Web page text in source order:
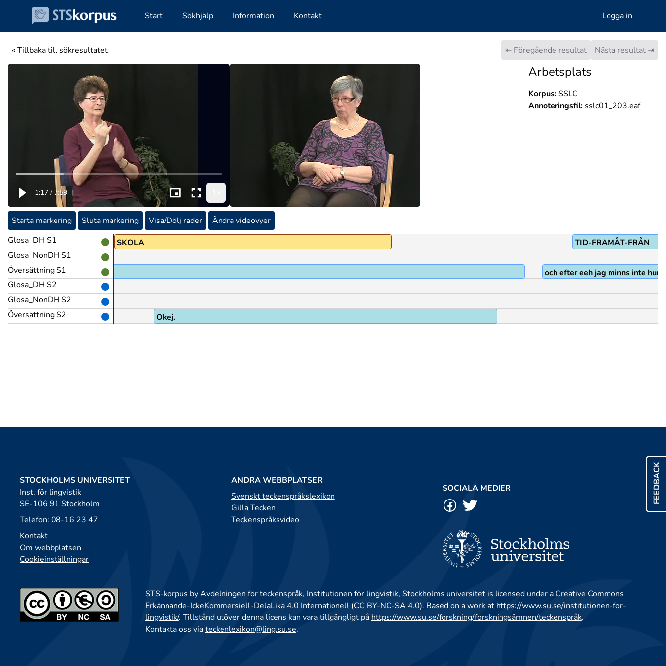
Start Sökhjälp Information Kontakt Logga in
« Tillbaka till sökresultatet ⇤ Föregående resultat Nästa resultat ⇥
1:17 / 7:59 |
Arbetsplats
Korpus:SSLC
Annoteringsfil:sslc01_203.eaf
Starta markering Sluta markering Visa/Dölj rader
Ändra videovyer
Glosa_DH S1
Glosa_NonDH S1
Översättning S1
Glosa_DH S2
Glosa_NonDH S2
Översättning S2
SKOLA TID-FRAMÅT-FRÅN
och efter eeh jag minns inte hur
Okej.
FEEDBACK
STOCKHOLMS UNIVERSITET
Inst. för lingvistik
SE-106 91 Stockholm
Telefon: 08-16 23 47
Kontakt
Om webbplatsen
Cookieinställningar
ANDRA WEBBPLATSER
Svenskt teckenspråkslexikon
Gilla Tecken
Teckenspråksvideo
SOCIALA MEDIER
STS-korpus byAvdelningen för teckenspråk, Institutionen för lingvistik, Stockholms universitetis licensed under a Creative Commons
Erkännande-IckeKommersiell-DelaLika 4.0 Internationell (CC BY-NC-SA 4.0). Based on a work at https://www.su.se/institutionen-for-
lingvistik/. Tillstånd utöver denna licens kan vara tillgängligt på https://www.su.se/forskning/forskningsämnen/teckenspråk.
Kontakta oss viateckenlexikon@ling.su.se.